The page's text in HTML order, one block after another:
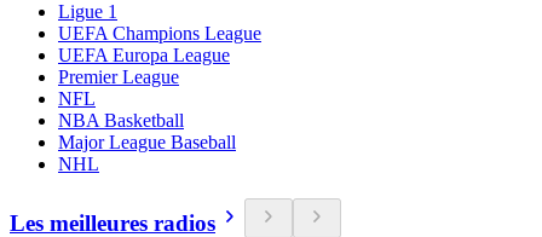
Ligue 1
UEFA Champions League
UEFA Europa League
Premier League
NFL
NBA Basketball
Major League Baseball
NHL
Les meilleures radios